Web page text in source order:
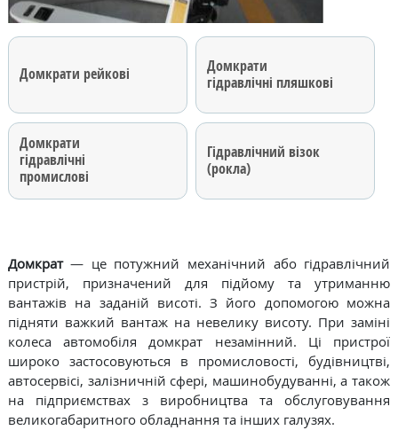
Домкрати рейкові
Домкрати
гідравлічні пляшкові
Домкрати
гідравлічні
промислові
Гідравлічний візок
(рокла)
Домкрат— це потужний механічний або гідравлічний
пристрій, призначений для підйому та утриманню
вантажів на заданій висоті. З його допомогою можна
підняти важкий вантаж на невелику висоту. При заміні
колеса автомобіля домкрат незамінний. Ці пристрої
широко застосовуються в промисловості, будівництві,
автосервісі, залізничній сфері, машинобудуванні, а також
на підприємствах з виробництва та обслуговування
великогабаритного обладнання та інших галузях.